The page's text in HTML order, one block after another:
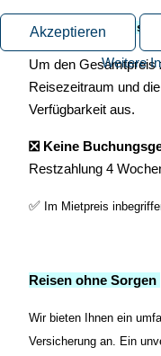
Preise &
Um den Gesamtpreis
Reisezeitraum und
Verfügbarkeit aus.
❎ Keine
Restzahlung 4
✅ Im Mietpreis
Reisen ohne Sorgen
Wir bieten Ihnen ein
Versicherung an. Ein
Akzeptieren
Weitere